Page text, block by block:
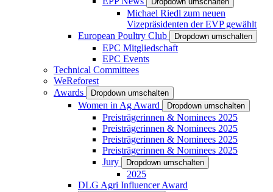
Michael Riedl zum neuen
Vizepräsidenten der EVP gewählt
European Poultry Club
Dropdown umschalten
EPC Mitgliedschaft
EPC Events
Technical Committees
WeReforest
Awards
Dropdown umschalten
Women in Ag Award Dropdown umschalten
Preisträgerinnen & Nominees 2025
Preisträgerinnen & Nominees 2025
Preisträgerinnen & Nominees 2025
Preisträgerinnen & Nominees 2025
Jury
Dropdown umschalten
2025
DLG Agri Influencer Award